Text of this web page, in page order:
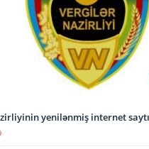
yenilənmiş internet